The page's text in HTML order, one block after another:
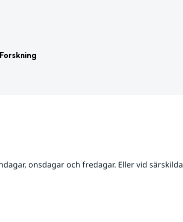
Forskning
onsdagar och fredagar. Eller vid särskilda